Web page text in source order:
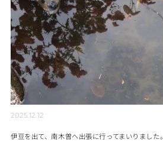
2025.12.12
伊豆を出て、南木曽へ出張に行ってまいりました。